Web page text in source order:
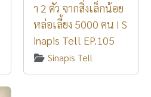
า 2 ตัว จากสิ่งเล็กน้อย
หล่อเลี้ยง 5000 คน I S
inapis Tell EP.105
Sinapis Tell